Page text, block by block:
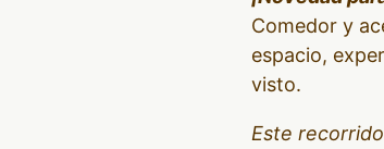
Comedor y
espacio,
visto.
Este